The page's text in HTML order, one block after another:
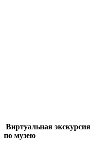
Виртуальная экскурсия
по музею